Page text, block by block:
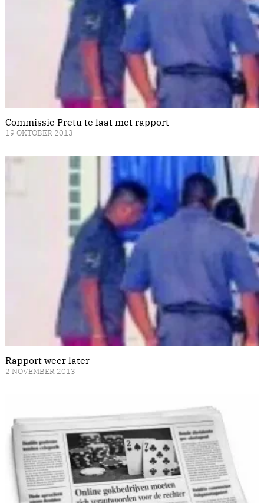
Commissie Pretu te laat met rapport
19 OKTOBER 2013
Rapport weer later
2 NOVEMBER 2013